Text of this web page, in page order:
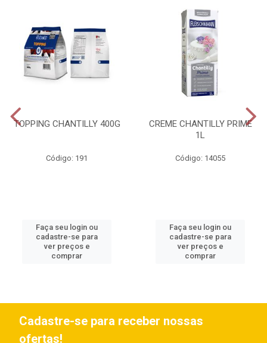
TOPPING CHANTILLY 400G
Código: 191
Faça seu login ou
cadastre-se para
ver preços e
comprar
CREME CHANTILLY PRIME
1L
Código: 14055
Faça seu login ou
cadastre-se para
ver preços e
comprar
Cadastre-se para receber nossas
ofertas!